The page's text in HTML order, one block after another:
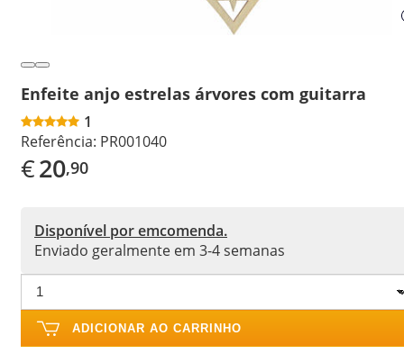
Enfeite anjo estrelas árvores com guitarra
1
Referência: PR001040
€20,90
Disponível por emcomenda.
Enviado geralmente em 3-4 semanas
ADICIONAR AO CARRINHO